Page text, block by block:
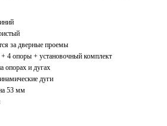
за дверные проемы
+ 4 опоры + установочный комплект
опорах и дугах
дуги
53 мм